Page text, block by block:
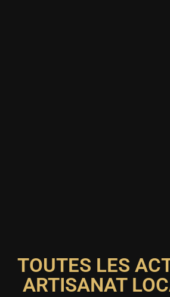
TOUTES LES
ARTISANAT